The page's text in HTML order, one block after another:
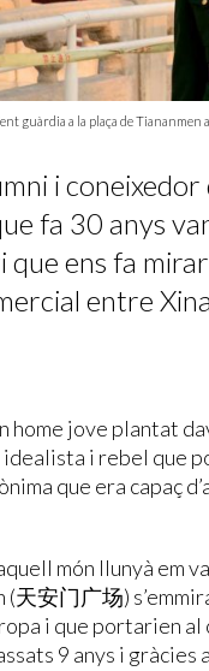
guàrdia a la plaça de Tiananmen
i
fa 30 anys
ens fa
entre
home jove plantat
i rebel que
que era capaç
món llunyà em
(天安门广场)
i que portarien al
9 anys i